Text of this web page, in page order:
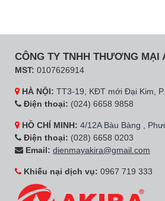
CÔNG TY TNHH THƯƠNG MẠI
MST: 0107626914
HÀ NỘI: TT3-19, KĐT mới Đại Kim,
Điện thoại: (024) 6658 9858
HỒ CHÍ MINH: 4/12A Bàu Bàng ,
Điện thoại: (028) 6658 0203
Email: dienmayakira@gmail.com
Khiếu nại dịch vụ: 0967 719 333